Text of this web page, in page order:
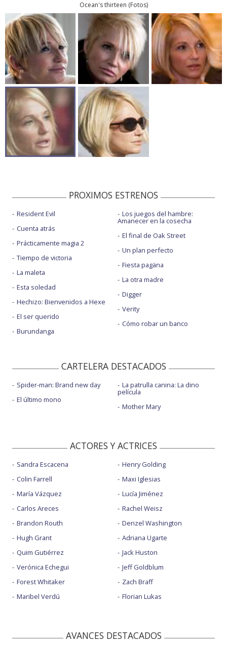
Ocean's thirteen (Fotos)
PROXIMOS ESTRENOS
Resident Evil
Cuenta atrás
Prácticamente magia 2
Tiempo de victoria
La maleta
Esta soledad
Hechizo: Bienvenidos a Hexe
El ser querido
Burundanga
Los juegos del hambre:
Amanecer en la cosecha
El final de Oak Street
Un plan perfecto
Fiesta pagäna
La otra madre
Digger
Verity
Cómo robar un banco
CARTELERA DESTACADOS
Spider-man: Brand new day
El último mono
La patrulla canina: La dino
película
Mother Mary
ACTORES Y ACTRICES
Sandra Escacena
Colin Farrell
María Vázquez
Carlos Areces
Brandon Routh
Hugh Grant
Quim Gutiérrez
Verónica Echegui
Forest Whitaker
Maribel Verdú
Henry Golding
Maxi Iglesias
Lucía Jiménez
Rachel Weisz
Denzel Washington
Adriana Ugarte
Jack Huston
Jeff Goldblum
Zach Braff
Florian Lukas
AVANCES DESTACADOS